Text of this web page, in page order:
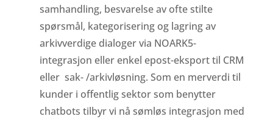
samhandling, besvarelse av ofte stilte
spørsmål, kategorisering og lagring av
arkivverdige dialoger via NOARK5-
integrasjon eller enkel epost-eksport til CRM
eller sak- /arkivløsning. Som en merverdi til
kunder i offentlig sektor som benytter
chatbots tilbyr vi nå sømløs integrasjon med